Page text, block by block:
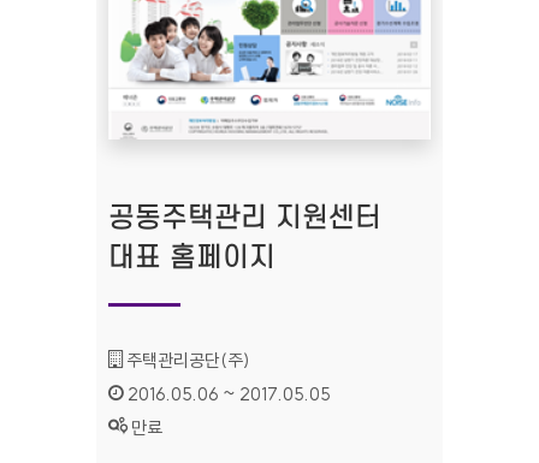
공동주택관리 지원센터
대표 홈페이지
기관명 :
주택관리공단(주)
인증기간 :
2016.05.06 ~ 2017.05.05
상태 :
만료